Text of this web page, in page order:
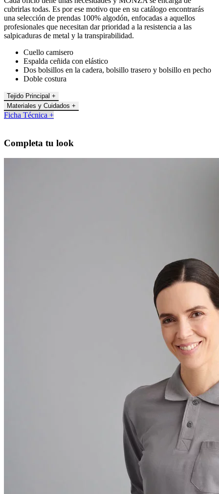
cubrirlas todas. Es por ese motivo que en su catálogo encontrarás
una selección de prendas 100% algodón, enfocadas a aquellos
profesionales que necesitan dar prioridad a la resistencia a las
salpicaduras de metal y la transpirabilidad.
Cuello camisero
Espalda ceñida con elástico
Dos bolsillos en la cadera, bolsillo trasero y bolsillo en pecho
Doble costura
Tejido Principal +
Materiales y Cuidados +
Ficha Técnica +
Completa tu look